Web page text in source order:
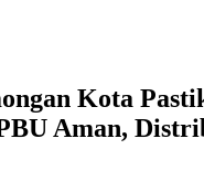
Kota
Aman,